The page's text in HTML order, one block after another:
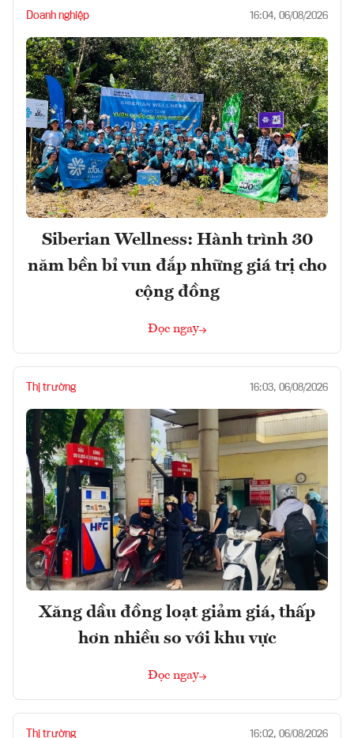
Doanh nghiệp 16:04, 06/08/2026
Siberian Wellness: Hành trình 30
năm bền bỉ vun đắp những giá trị cho
cộng đồng
Đọc ngay
Thị trường 16:03, 06/08/2026
Xăng dầu đồng loạt giảm giá, thấp
hơn nhiều so với khu vực
Đọc ngay
Thị trường 16:02, 06/08/2026